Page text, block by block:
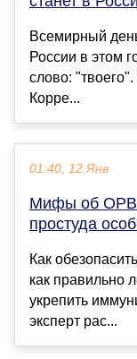
Всемирный
России в этом
слово:
Корре...
01:40, 12 Янв
Мифы об
простуда
Как
как правильно
укрепить
эксперт рас...